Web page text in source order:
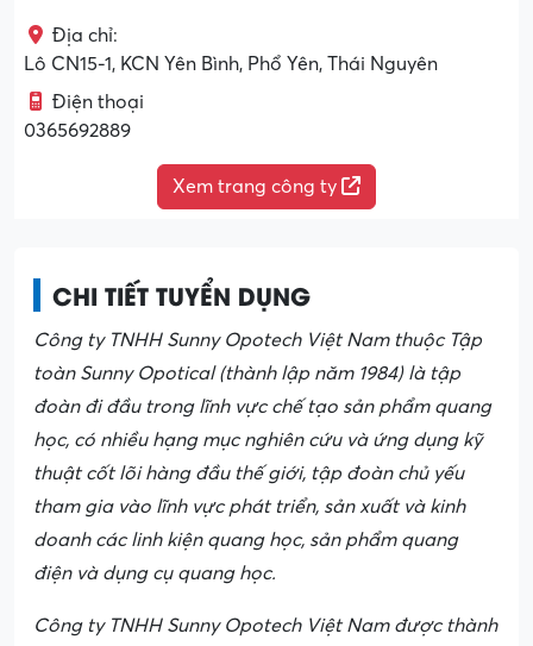
Địa chỉ:
Lô CN15-1, KCN Yên Bình, Phổ Yên, Thái Nguyên
Điện thoại
0365692889
Xem trang công ty
CHI TIẾT TUYỂN DỤNG
Công ty TNHH Sunny Opotech Việt Nam thuộc Tập
toàn Sunny Opotical (thành lập năm 1984) là tập
đoàn đi đầu trong lĩnh vực chế tạo sản phẩm quang
học, có nhiều hạng mục nghiên cứu và ứng dụng kỹ
thuật cốt lõi hàng đầu thế giới, tập đoàn chủ yếu
tham gia vào lĩnh vực phát triển, sản xuất và kinh
doanh các linh kiện quang học, sản phẩm quang
điện và dụng cụ quang học.
Công ty TNHH Sunny Opotech Việt Nam được thành